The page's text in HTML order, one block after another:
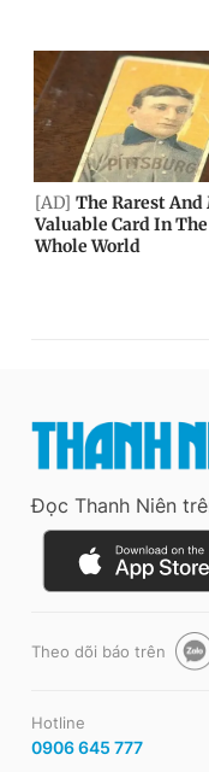
Đọc Thanh Niên
Theo dõi báo trên
Hotline
0906 645 777